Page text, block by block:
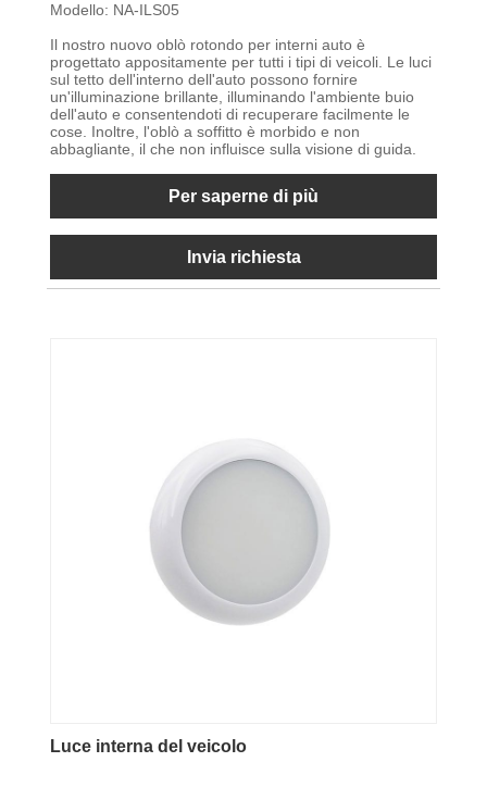
Modello: NA-ILS05
Il nostro nuovo oblò rotondo per interni auto è
progettato appositamente per tutti i tipi di veicoli. Le luci
sul tetto dell'interno dell'auto possono fornire
un'illuminazione brillante, illuminando l'ambiente buio
dell'auto e consentendoti di recuperare facilmente le
cose. Inoltre, l'oblò a soffitto è morbido e non
abbagliante, il che non influisce sulla visione di guida.
Per saperne di più
Invia richiesta
Luce interna del veicolo